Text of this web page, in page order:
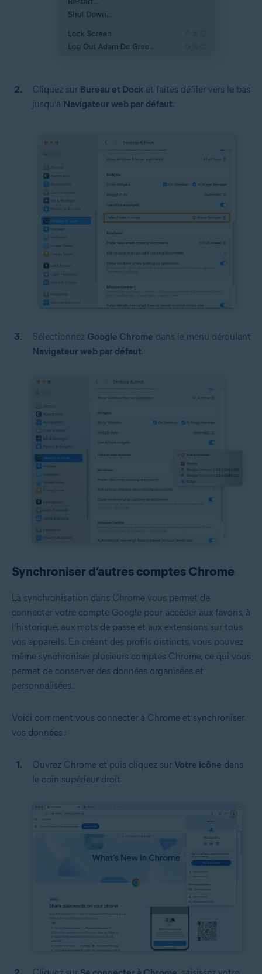
Cliquez sur Bureau et Dock et faites défiler vers le bas
jusqu’à Navigateur web par défaut.
Sélectionnez Google Chrome dans le menu déroulant
Navigateur web par défaut.
Synchroniser d’autres comptes Chrome
La synchronisation dans Chrome vous permet de
connecter votre compte Google pour accéder aux favoris, à
l’historique, aux mots de passe et aux extensions sur tous
vos appareils. En créant des profils distincts, vous pouvez
même synchroniser plusieurs comptes Chrome, ce qui vous
permet de conserver des données organisées et
personnalisées.
Voici comment vous connecter à Chrome et synchroniser
vos données :
Ouvrez Chrome et puis cliquez sur Votre icône dans
le coin supérieur droit.